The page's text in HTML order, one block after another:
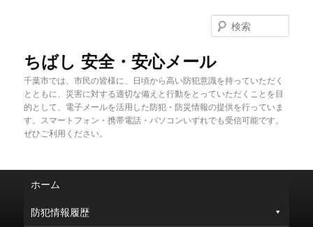
ちばし 安全・安心メール
千葉市では、市民の皆様に、日頃から高い防犯意識を持っていただく
とともに、災害に対する適切な備えと行動をとっていただくことを目
的として、電子メールを活用した防犯・防災情報の提供を行っていま
す。スマートフォン・携帯電話・パソコンいずれでも受信可能です。
ぜひご利用ください。
索
ホーム
防犯情報履歴